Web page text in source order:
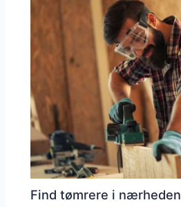
Find tømrere i nærheden